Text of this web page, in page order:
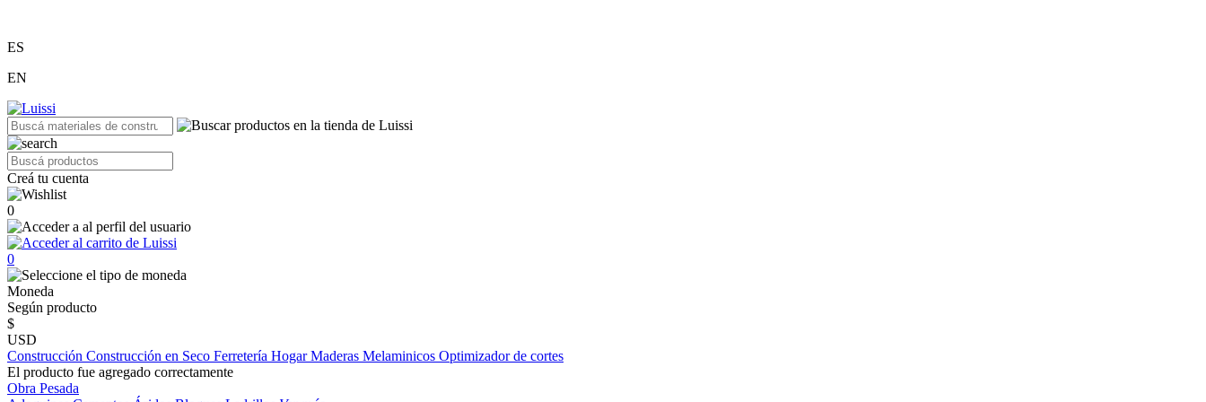
ES
EN
Creá tu cuenta
0
0
Moneda
Según producto
$
USD
Construcción Construcción en Seco Ferretería HogarMaderas Melaminicos Optimizador de cortes
El producto fue agregado correctamente
Obra Pesada